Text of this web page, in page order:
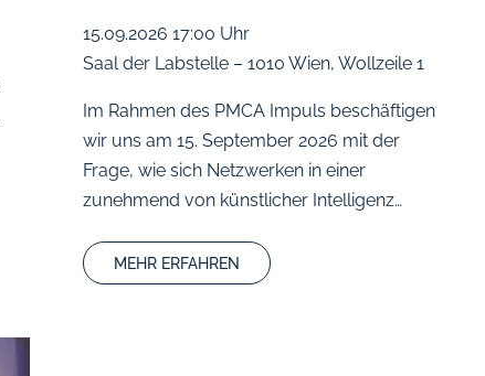
15.09.2026 17:00 Uhr
Saal der Labstelle – 1010 Wien, Wollzeile 1
Im Rahmen des PMCA Impuls beschäftigen
wir uns am 15. September 2026 mit der
Frage, wie sich Netzwerken in einer
zunehmend von künstlicher Intelligenz…
MEHR ERFAHREN